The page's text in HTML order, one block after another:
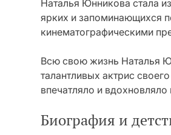
Наталья Юнникова стала
ярких и запоминающихся
кинематографическими
Всю свою жизнь Наталья
талантливых актрис
впечатляло и вдохновляло
Биография и